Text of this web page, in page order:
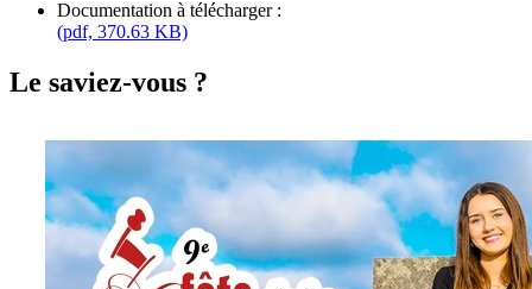
Documentation à télécharger :
(pdf, 370.63 KB)
Le saviez-vous ?